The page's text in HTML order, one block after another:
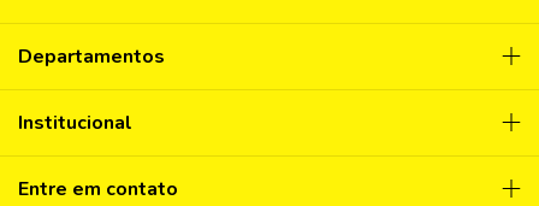
Departamentos
Institucional
Entre em contato